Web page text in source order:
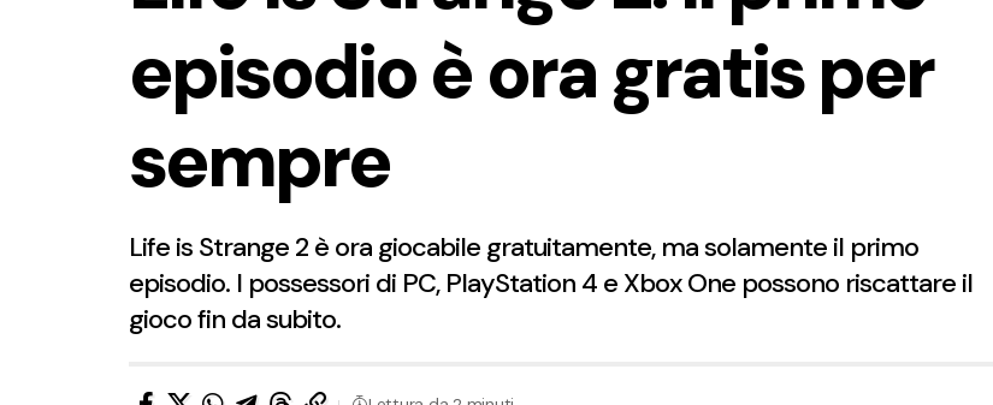
episodio è ora gratis per
sempre
Life is Strange 2 è ora giocabile gratuitamente, ma solamente il primo
episodio. I possessori di PC, PlayStation 4 e Xbox One possono riscattare il
gioco fin da subito.